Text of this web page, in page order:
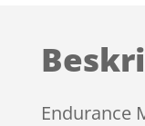
Endurance